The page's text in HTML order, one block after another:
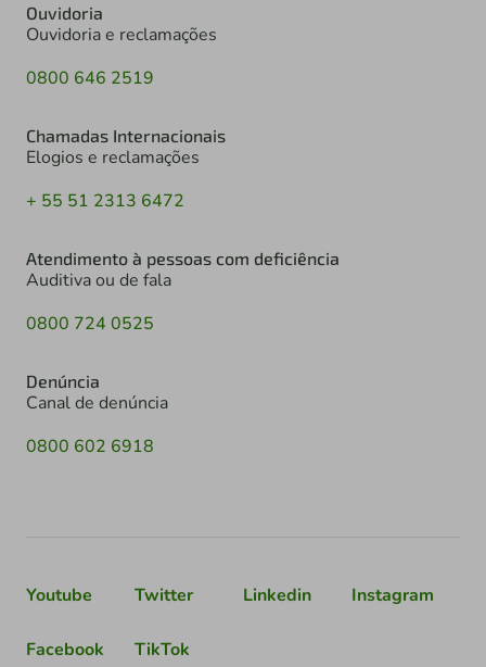
Ouvidoria
Ouvidoria e reclamações
0800 646 2519
Chamadas Internacionais
Elogios e reclamações
+ 55 51 2313 6472
Atendimento à pessoas com deficiência
Auditiva ou de fala
0800 724 0525
Denúncia
Canal de denúncia
0800 602 6918
Youtube Twitter Linkedin Instagram
Facebook TikTok